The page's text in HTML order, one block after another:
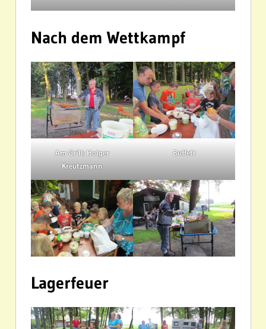
Nach dem Wettkampf
Am Grill: Holger
Kreutzmann
Buffett
Lagerfeuer